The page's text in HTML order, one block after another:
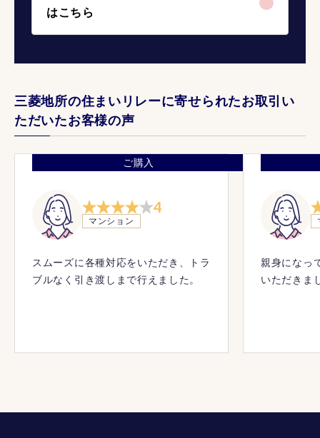
はこちら
三菱地所の住まいリレーに寄せられたお取引い
ただいたお客様の声
ご購入
4
マンション
スムーズに各種対応をいただき、トラ
ブルなく引き渡しまで行えました。
親身になっ
いただきま